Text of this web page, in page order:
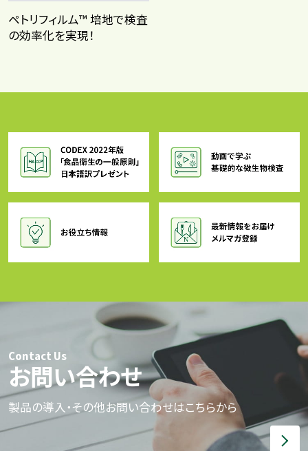
ペトリフィルム™ 培地で検査
の効率化を実現！
Contact Us
お問い合わせ
製品の導入・その他お問い合わせはこちらから